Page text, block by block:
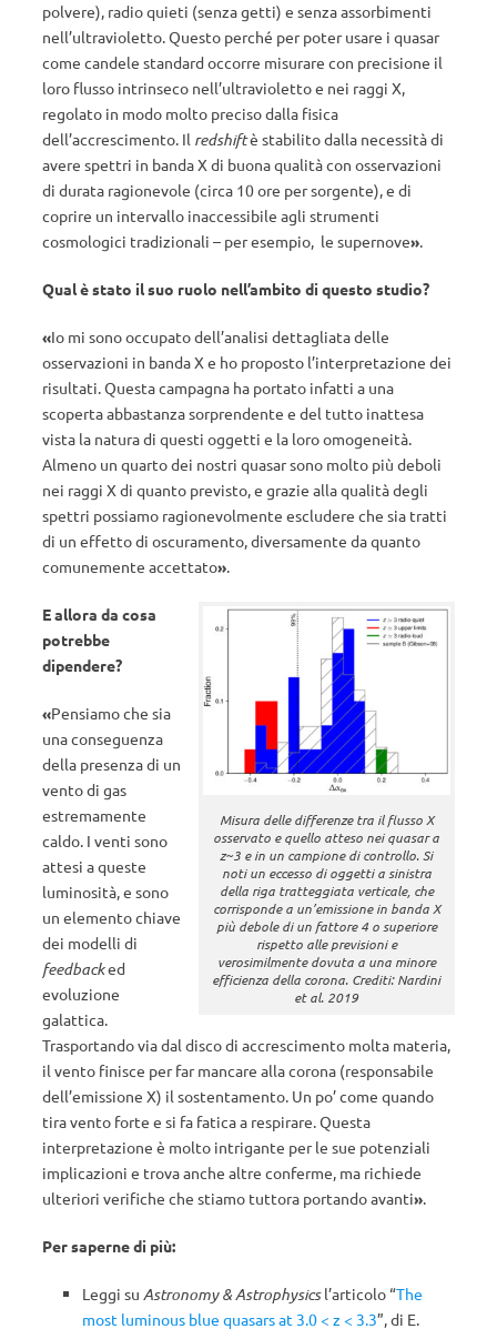
polvere), radio quieti (senza getti) e senza assorbimenti
nell’ultravioletto. Questo perché per poter usare i quasar
come candele standard occorre misurare con precisione il
loro flusso intrinseco nell’ultravioletto e nei raggi X,
regolato in modo molto preciso dalla fisica
dell’accrescimento. Il redshiftè stabilito dalla necessità di
avere spettri in banda X di buona qualità con osservazioni
di durata ragionevole (circa 10 ore per sorgente), e di
coprire un intervallo inaccessibile agli strumenti
cosmologici tradizionali – per esempio, le supernove».
Qual è stato il suo ruolo nell’ambito di questo studio?
«Io mi sono occupato dell’analisi dettagliata delle
osservazioni in banda X e ho proposto l’interpretazione dei
risultati. Questa campagna ha portato infatti a una
scoperta abbastanza sorprendente e del tutto inattesa
vista la natura di questi oggetti e la loro omogeneità.
Almeno un quarto dei nostri quasar sono molto più deboli
nei raggi X di quanto previsto, e grazie alla qualità degli
spettri possiamo ragionevolmente escludere che sia tratti
di un effetto di oscuramento, diversamente da quanto
comunemente accettato».
Misura delle differenze tra il flusso X
osservato e quello atteso nei quasar a
z~3 e in un campione di controllo. Si
noti un eccesso di oggetti a sinistra
della riga tratteggiata verticale, che
corrisponde a un’emissione in banda X
più debole di un fattore 4 o superiore
rispetto alle previsioni e
verosimilmente dovuta a una minore
efficienza della corona. Crediti: Nardini
et al. 2019
E allora da cosa
potrebbe
dipendere?
«Pensiamo che sia
una conseguenza
della presenza di un
vento di gas
estremamente
caldo. I venti sono
attesi a queste
luminosità, e sono
un elemento chiave
dei modelli di
feedbacked
evoluzione
galattica.
Trasportando via dal disco di accrescimento molta materia,
il vento finisce per far mancare alla corona (responsabile
dell’emissione X) il sostentamento. Un po’ come quando
tira vento forte e si fa fatica a respirare. Questa
interpretazione è molto intrigante per le sue potenziali
implicazioni e trova anche altre conferme, ma richiede
ulteriori verifiche che stiamo tuttora portando avanti».
Per saperne di più:
Leggi su Astronomy & Astrophysicsl’articolo “The
most luminous blue quasars at 3.0 < z < 3.3”, di E.